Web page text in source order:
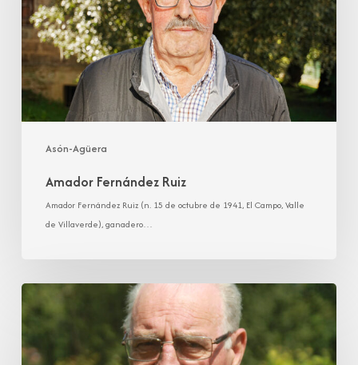
Asón-Agüera
Amador Fernández Ruiz
Amador Fernández Ruiz (n. 15 de octubre de 1941, El Campo, Valle
de Villaverde), ganadero…
Fernando
Renovales
Ahedo